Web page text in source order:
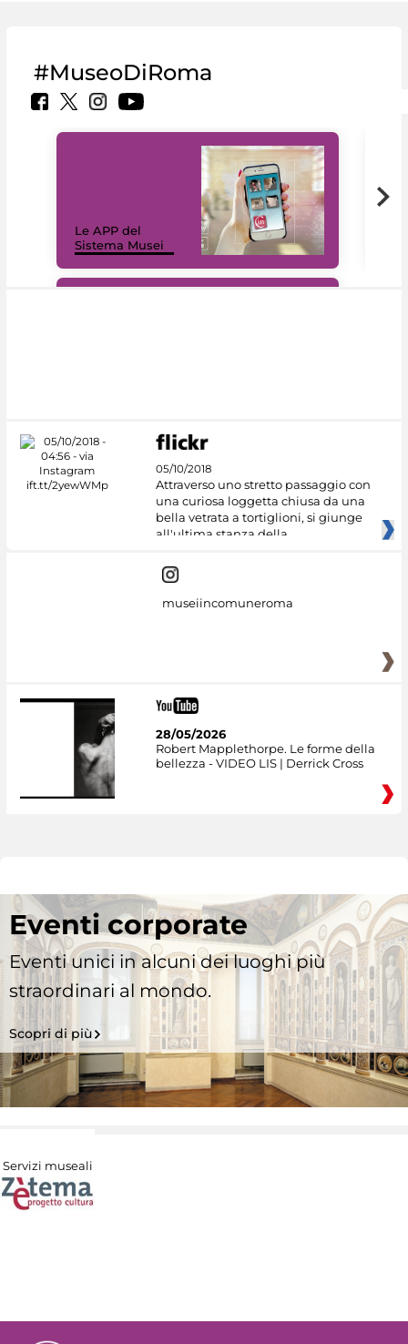
#MuseoDiRoma
Le APP del
Sistema Musei
05/10/2018
Attraverso uno stretto passaggio con
una curiosa loggetta chiusa da una
bella vetrata a tortiglioni, si giunge
all'ultima stanza della
museiincomuneroma
28/05/2026
Robert Mapplethorpe. Le forme della
bellezza - VIDEO LIS | Derrick Cross
Eventi corporate
Eventi unici in alcuni dei luoghi più
straordinari al mondo.
Scopri di più
Servizi museali